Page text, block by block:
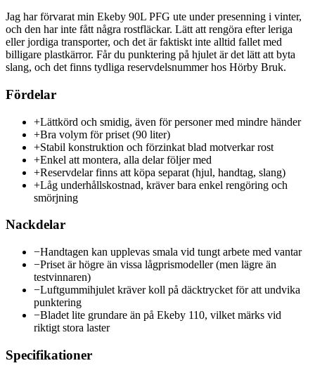
Jag har förvarat min Ekeby 90L PFG ute under presenning i vinter,
och den har inte fått några rostfläckar. Lätt att rengöra efter leriga
eller jordiga transporter, och det är faktiskt inte alltid fallet med
billigare plastkärror. Får du punktering på hjulet är det lätt att byta
slang, och det finns tydliga reservdelsnummer hos Hörby Bruk.
Fördelar
+Lättkörd och smidig, även för personer med mindre händer
+Bra volym för priset (90 liter)
+Stabil konstruktion och förzinkat blad motverkar rost
+Enkel att montera, alla delar följer med
+Reservdelar finns att köpa separat (hjul, handtag, slang)
+Låg underhållskostnad, kräver bara enkel rengöring och
smörjning
Nackdelar
−Handtagen kan upplevas smala vid tungt arbete med vantar
−Priset är högre än vissa lågprismodeller (men lägre än
testvinnaren)
−Luftgummihjulet kräver koll på däcktrycket för att undvika
punktering
−Bladet lite grundare än på Ekeby 110, vilket märks vid
riktigt stora laster
Specifikationer